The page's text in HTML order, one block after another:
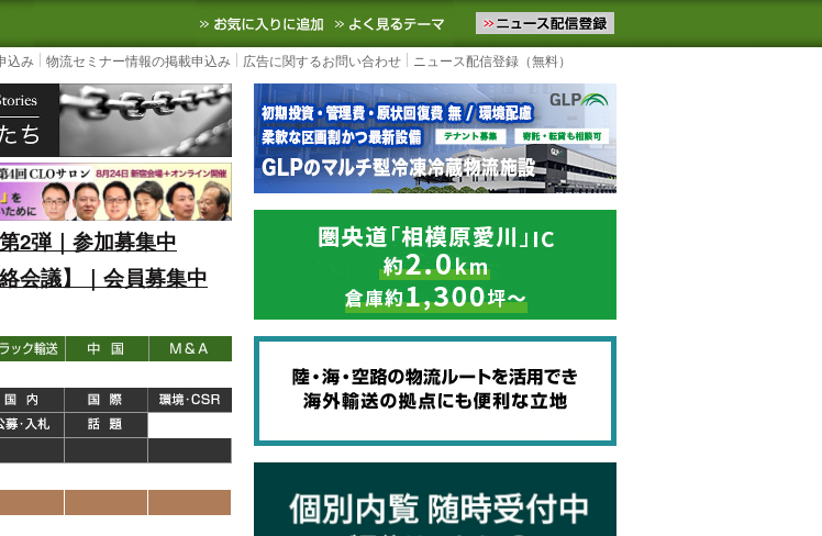
ニュースサイト
3PL, SCMなど国内外の最新の物流ニュースをお届けします。物流ニュースメール配信を登録す
お気に入りに追加 よく見るテーマ
込み 物流セミナー情報の掲載申込み 広告に関するお問い合わせ ニュース配信登録（無料）
2弾｜参加募集中
会議】｜会員募集中